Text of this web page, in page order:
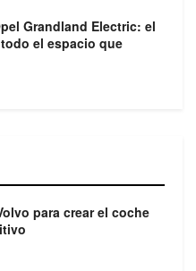
Grandland Electric: el
el espacio que
para crear el coche